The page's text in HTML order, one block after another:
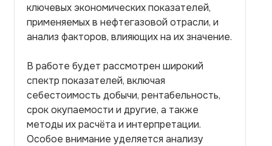
ключевых экономических показателей,
применяемых в нефтегазовой отрасли, и
анализ факторов, влияющих на их значение.
В работе будет рассмотрен широкий
спектр показателей, включая
себестоимость добычи, рентабельность,
срок окупаемости и другие, а также
методы их расчёта и интерпретации.
Особое внимание уделяется анализу